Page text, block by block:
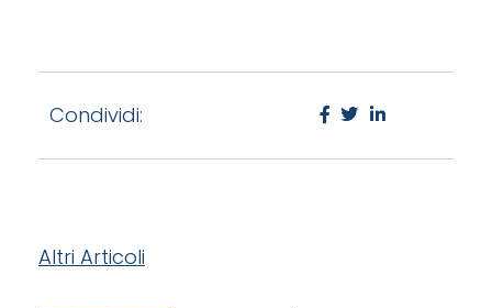
Condividi:
Altri Articoli